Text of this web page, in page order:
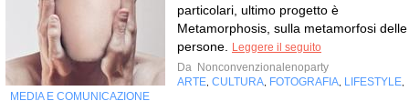
particolari, ultimo progetto è
Metamorphosis, sulla metamorfosi delle
persone.
Leggere il seguito
Da Nonconvenzionalenoparty
ARTE CULTURA FOTOGRAFIA LIFESTYLE
MEDIA E COMUNICAZIONE